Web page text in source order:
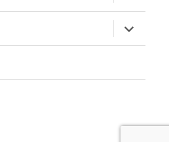
sous-
menu
ouvrir
le
sous-